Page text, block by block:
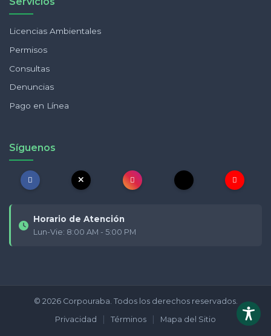
Licencias Ambientales
Permisos
Consultas
Denuncias
Pago en Línea
Síguenos
Horario de Atención
Lun-Vie: 8:00 AM - 5:00 PM
© 2026 Corpouraba. Todos los derechos reservados.
Privacidad
| Términos | Mapa del Sitio